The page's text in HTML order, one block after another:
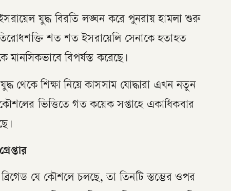
যুদ্ধ বিরতি লঙ্ঘন করে পুনরায় হামলা শুরু
শত শত ইসরায়েলি সেনাকে হতাহত
মানসিকভাবে বিপর্যস্ত করেছে।
থেকে শিক্ষা নিয়ে কাসসাম যোদ্ধারা এখন নতুন
ভিত্তিতে গত কয়েক সপ্তাহে একাধিকবার
যে কৌশলে চলছে, তা তিনটি স্তম্ভের ওপর